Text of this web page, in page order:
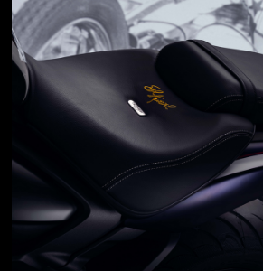
Jön még kép!